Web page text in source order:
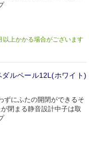
上かかる場合がございます
ルペール12L(ホワイト)
ずにふたの開閉ができるそ
閉まる静音設計中子は取